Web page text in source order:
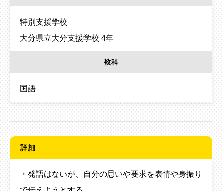
特別支援学校
大分県立大分支援学校 4年
教科
国語
詳細
・発語はないが、自分の思いや要求を表情や身振り